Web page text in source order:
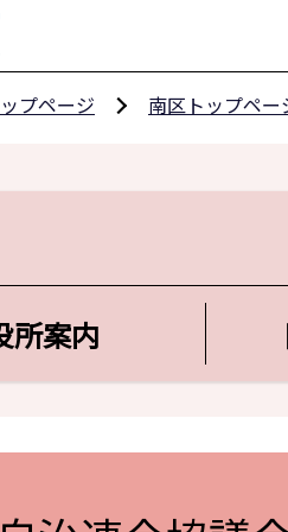
プページ 南区トップペー
所案内